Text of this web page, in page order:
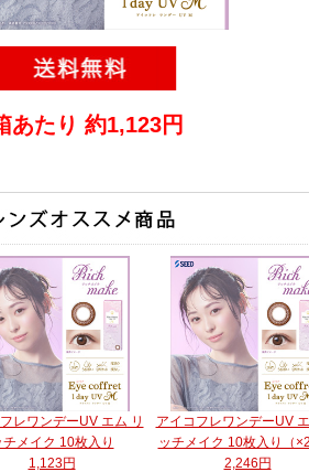
あたり 約1,123円
レワンデーUV エム リ
チメイク 10枚入り
1,123円
アイコフレワンデーUV
ッチメイク 10枚入り（×2
2,246円